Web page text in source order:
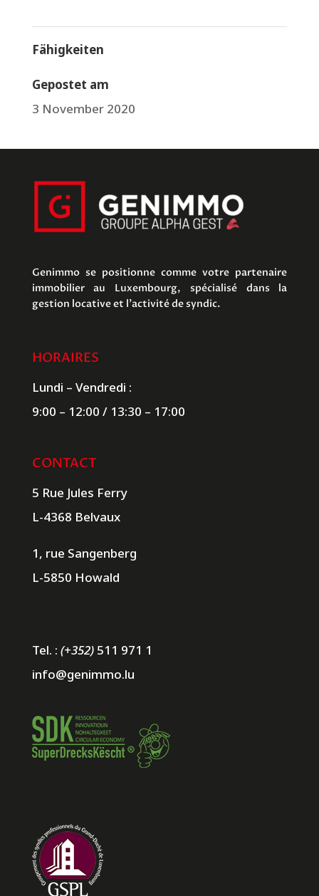
Fähigkeiten
Gepostet am
3 November 2020
Genimmo se positionne comme votre partenaire
immobilier au Luxembourg, spécialisé dans la
gestion locative et l’activité de syndic.
HORAIRES
Lundi – Vendredi :
9:00 – 12:00 / 13:30 – 17:00
CONTACT
5 Rue Jules Ferry
L-4368 Belvaux
1, rue Sangenberg
L-5850 Howald
Tel. : (+352)511 971 1
info@genimmo.lu